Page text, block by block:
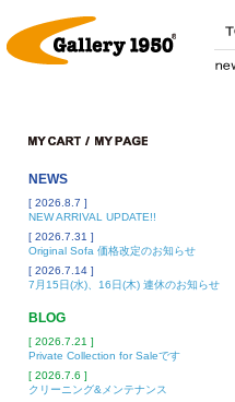
NEWS
[ 2026.8.7 ]
NEW ARRIVAL UPDATE!!
[ 2026.7.31 ]
Original Sofa 価格改定のお知らせ
[ 2026.7.14 ]
7月15日(水)、16日(木) 連休のお知らせ
BLOG
[ 2026.7.21 ]
Private Collection for Saleです
[ 2026.7.6 ]
クリーニング&メンテナンス